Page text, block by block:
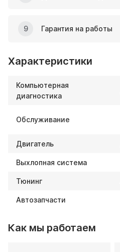
9 Гарантия на работы
Характеристики
Компьютерная
диагностика
Обслуживание
Двигатель
Выхлопная система
Тюнинг
Автозапчасти
Как мы работаем